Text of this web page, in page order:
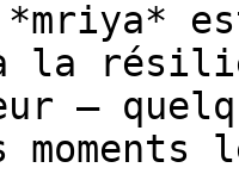
*mriya*
la
—
moments